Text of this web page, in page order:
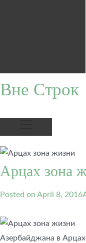
Вне Строк
Арцах зона
Posted on April 8, 2016
Азербайджана в